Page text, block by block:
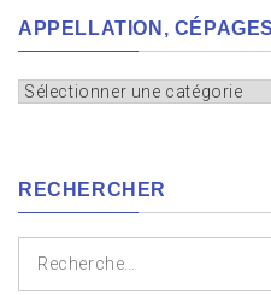
APPELLATION,
Appellation,
RECHERCHER
Rechercher :